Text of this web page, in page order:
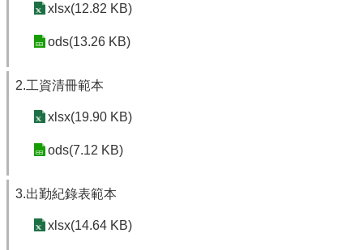
xlsx(12.82 KB)
ods(13.26 KB)
2.工資清冊範本
xlsx(19.90 KB)
ods(7.12 KB)
3.出勤紀錄表範本
xlsx(14.64 KB)